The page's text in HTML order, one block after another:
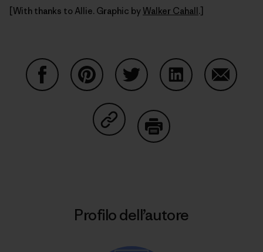
[With thanks to Allie. Graphic byWalker Cahall.]
Condividi su Copy Link
Profilo dell’autore